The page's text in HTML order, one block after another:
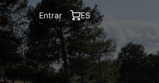
Entrar ES